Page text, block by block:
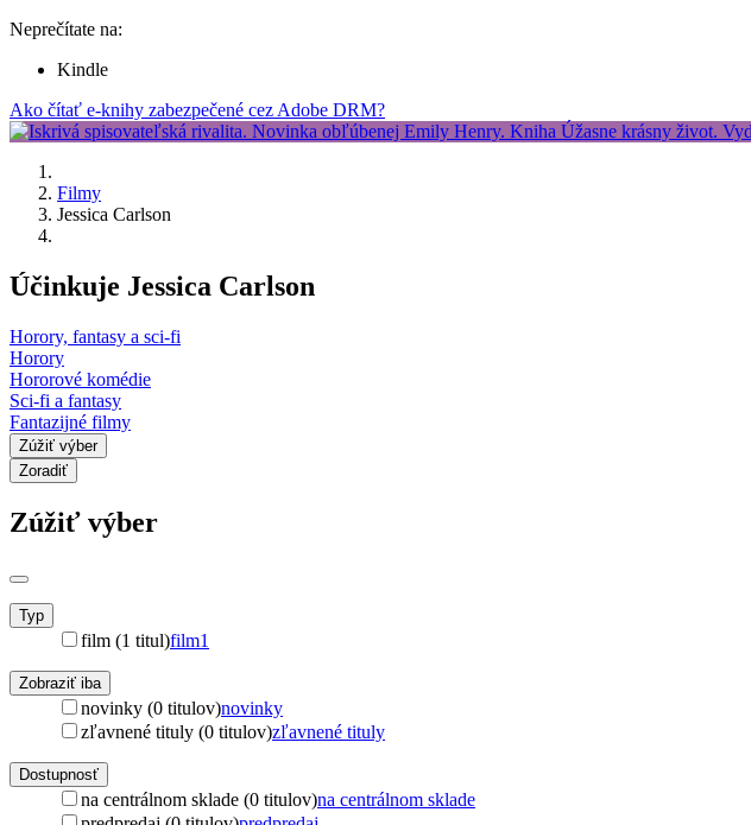
Neprečítate na:
Kindle
Ako čítať e-knihy zabezpečené cez Adobe DRM?
Filmy
Jessica Carlson
Účinkuje Jessica Carlson
Horory, fantasy a sci-fi
Horory
Hororové komédie
Sci-fi a fantasy
Fantazijné filmy
Zúžiť výber
Zoradiť
Zúžiť výber
Typ
film (1 titul)film1
Zobraziť iba
novinky (0 titulov)novinky
zľavnené tituly (0 titulov)zľavnené tituly
Dostupnosť
na centrálnom sklade (0 titulov)na centrálnom sklade